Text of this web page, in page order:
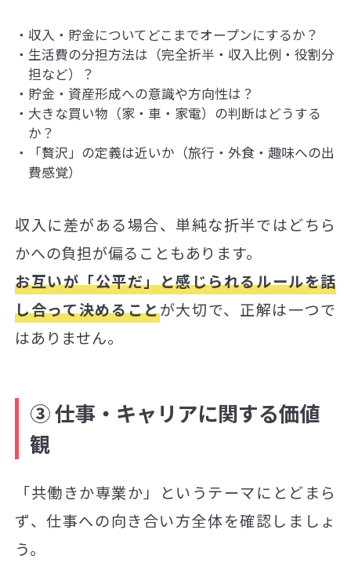
収入・貯金についてどこまでオープンにするか？
生活費の分担方法は（完全折半・収入比例・役割分
担など）？
貯金・資産形成への意識や方向性は？
大きな買い物（家・車・家電）の判断はどうする
か？
「贅沢」の定義は近いか（旅行・外食・趣味への出
費感覚）
収入に差がある場合、単純な折半ではどちら
かへの負担が偏ることもあります。
お互いが「公平だ」と感じられるルールを話
し合って決めることが大切で、正解は一つで
はありません。
③ 仕事・キャリアに関する価値
観
「共働きか専業か」というテーマにとどまら
ず、仕事への向き合い方全体を確認しましょ
う。